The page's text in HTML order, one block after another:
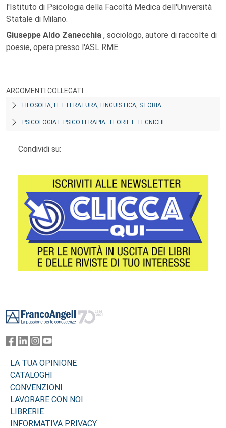
l'Istituto di Psicologia della Facoltà Medica dell'Università
Statale di Milano.
Giuseppe Aldo Zanecchia , sociologo, autore di raccolte di
poesie, opera presso l'ASL RME.
ARGOMENTI COLLEGATI
FILOSOFIA, LETTERATURA, LINGUISTICA, STORIA
PSICOLOGIA E PSICOTERAPIA: TEORIE E TECNICHE
Condividi su:
LA TUA OPINIONE
CATALOGHI
CONVENZIONI
LAVORARE CON NOI
LIBRERIE
INFORMATIVA PRIVACY